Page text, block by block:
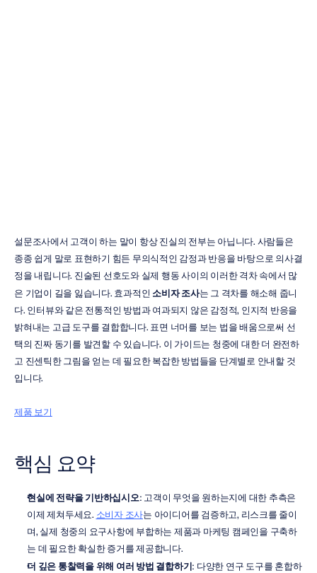
설문조사에서 고객이 하는 말이 항상 진실의 전부는 아닙니다. 사람들은
종종 쉽게 말로 표현하기 힘든 무의식적인 감정과 반응을 바탕으로 의사결
정을 내립니다. 진술된 선호도와 실제 행동 사이의 이러한 격차 속에서 많
은 기업이 길을 잃습니다. 효과적인 소비자 조사는 그 격차를 해소해 줍니
다. 인터뷰와 같은 전통적인 방법과 여과되지 않은 감정적, 인지적 반응을
밝혀내는 고급 도구를 결합합니다. 표면 너머를 보는 법을 배움으로써 선
택의 진짜 동기를 발견할 수 있습니다. 이 가이드는 청중에 대한 더 완전하
고 진센틱한 그림을 얻는 데 필요한 복잡한 방법들을 단계별로 안내할 것
입니다.
제품 보기
핵심 요약
현실에 전략을 기반하십시오: 고객이 무엇을 원하는지에 대한 추측은
이제 제쳐두세요. 소비자 조사는 아이디어를 검증하고, 리스크를 줄이
며, 실제 청중의 요구사항에 부합하는 제품과 마케팅 캠페인을 구축하
는 데 필요한 확실한 증거를 제공합니다.
더 깊은 통찰력을 위해 여러 방법 결합하기: 다양한 연구 도구를 혼합하